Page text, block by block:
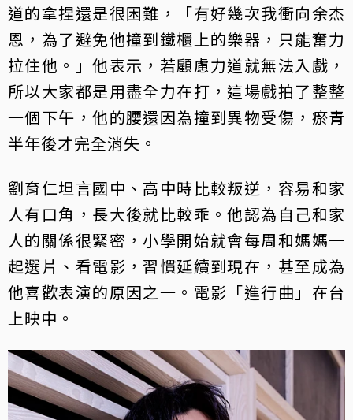
道的拿捏還是很困難，「有好幾次我衝向余杰
恩，為了避免他撞到鐵櫃上的樂器，只能奮力
拉住他。」他表示，若顧慮力道就無法入戲，
所以大家都是用盡全力在打，這場戲拍了整整
一個下午，他的腰還因為撞到異物受傷，瘀青
半年後才完全消失。
劉育仁坦言國中、高中時比較叛逆，容易和家
人有口角，長大後就比較乖。他認為自己和家
人的關係很緊密，小學開始就會每周和媽媽一
起選片、看電影，習慣延續到現在，甚至成為
他喜歡表演的原因之一。電影「進行曲」在台
上映中。